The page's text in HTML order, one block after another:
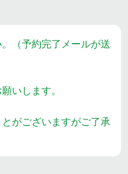
（予約完了メールが送
いします。
がございますがご了承